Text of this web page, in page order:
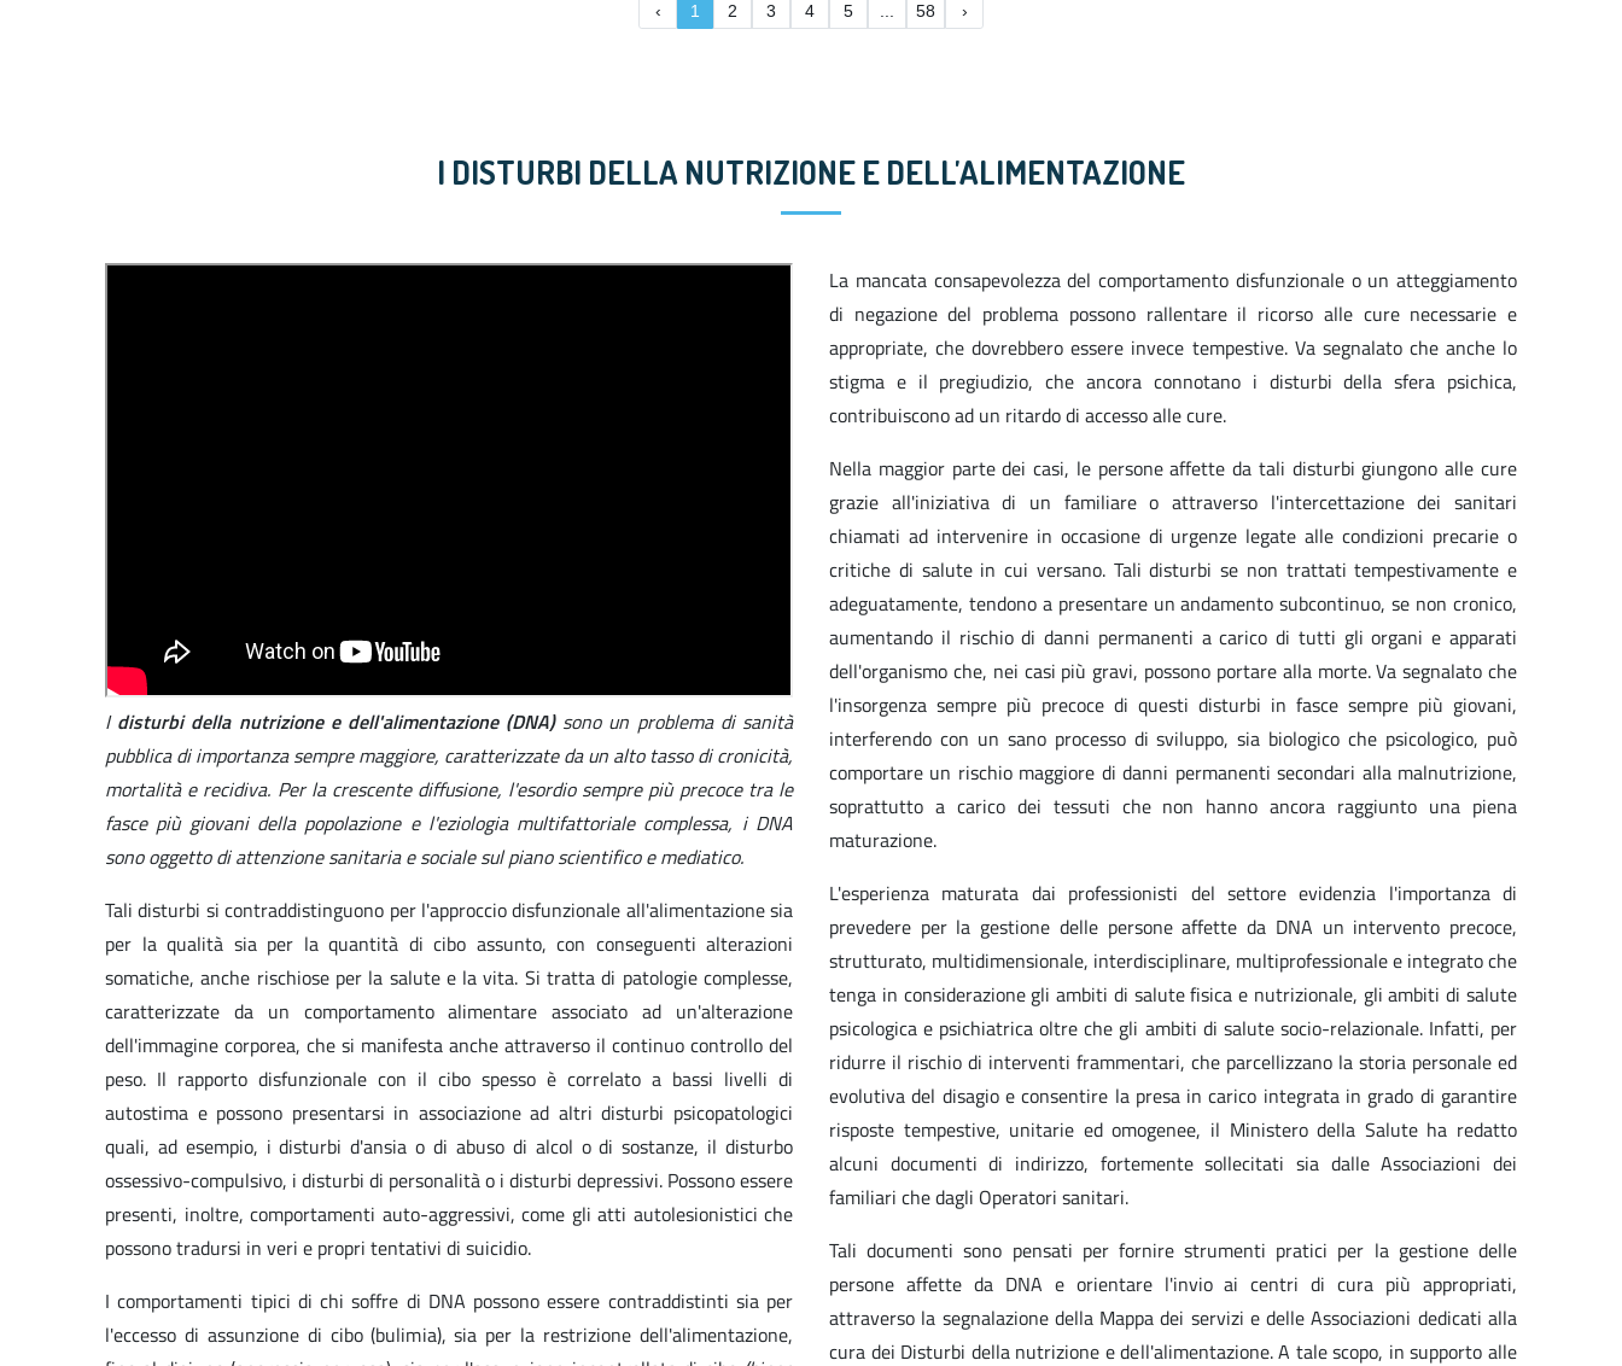
‹ 1 2 3 4 5 58 ›
I DISTURBI DELLA NUTRIZIONE E DELL'ALIMENTAZIONE
I disturbi della nutrizione e dell'alimentazione (DNA) sono un problema di sanità
pubblica di importanza sempre maggiore, caratterizzate da un alto tasso di cronicità,
mortalità e recidiva. Per la crescente diffusione, l'esordio sempre più precoce tra le
fasce più giovani della popolazione e l'eziologia multifattoriale complessa, i DNA
sono oggetto di attenzione sanitaria e sociale sul piano scientifico e mediatico.
Tali disturbi si contraddistinguono per l'approccio disfunzionale all'alimentazione sia
per la qualità sia per la quantità di cibo assunto, con conseguenti alterazioni
somatiche, anche rischiose per la salute e la vita. Si tratta di patologie complesse,
caratterizzate da un comportamento alimentare associato ad un'alterazione
dell'immagine corporea, che si manifesta anche attraverso il continuo controllo del
peso. Il rapporto disfunzionale con il cibo spesso è correlato a bassi livelli di
autostima e possono presentarsi in associazione ad altri disturbi psicopatologici
quali, ad esempio, i disturbi d'ansia o di abuso di alcol o di sostanze, il disturbo
ossessivo-compulsivo, i disturbi di personalità o i disturbi depressivi. Possono essere
presenti, inoltre, comportamenti auto-aggressivi, come gli atti autolesionistici che
possono tradursi in veri e propri tentativi di suicidio.
I comportamenti tipici di chi soffre di DNA possono essere contraddistinti sia per
l'eccesso di assunzione di cibo (bulimia), sia per la restrizione dell'alimentazione,
La mancata consapevolezza del comportamento disfunzionale o un atteggiamento
di negazione del problema possono rallentare il ricorso alle cure necessarie e
appropriate, che dovrebbero essere invece tempestive. Va segnalato che anche lo
stigma e il pregiudizio, che ancora connotano i disturbi della sfera psichica,
contribuiscono ad un ritardo di accesso alle cure.
Nella maggior parte dei casi, le persone affette da tali disturbi giungono alle cure
grazie all'iniziativa di un familiare o attraverso l'intercettazione dei sanitari
chiamati ad intervenire in occasione di urgenze legate alle condizioni precarie o
critiche di salute in cui versano. Tali disturbi se non trattati tempestivamente e
adeguatamente, tendono a presentare un andamento subcontinuo, se non cronico,
aumentando il rischio di danni permanenti a carico di tutti gli organi e apparati
dell'organismo che, nei casi più gravi, possono portare alla morte. Va segnalato che
l'insorgenza sempre più precoce di questi disturbi in fasce sempre più giovani,
interferendo con un sano processo di sviluppo, sia biologico che psicologico, può
comportare un rischio maggiore di danni permanenti secondari alla malnutrizione,
soprattutto a carico dei tessuti che non hanno ancora raggiunto una piena
maturazione.
L'esperienza maturata dai professionisti del settore evidenzia l'importanza di
prevedere per la gestione delle persone affette da DNA un intervento precoce,
strutturato, multidimensionale, interdisciplinare, multiprofessionale e integrato che
tenga in considerazione gli ambiti di salute fisica e nutrizionale, gli ambiti di salute
psicologica e psichiatrica oltre che gli ambiti di salute socio-relazionale. Infatti, per
ridurre il rischio di interventi frammentari, che parcellizzano la storia personale ed
evolutiva del disagio e consentire la presa in carico integrata in grado di garantire
risposte tempestive, unitarie ed omogenee, il Ministero della Salute ha redatto
alcuni documenti di indirizzo, fortemente sollecitati sia dalle Associazioni dei
familiari che dagli Operatori sanitari.
Tali documenti sono pensati per fornire strumenti pratici per la gestione delle
persone affette da DNA e orientare l'invio ai centri di cura più appropriati,
attraverso la segnalazione della Mappa dei servizi e delle Associazioni dedicati alla
cura dei Disturbi della nutrizione e dell'alimentazione. A tale scopo, in supporto alle